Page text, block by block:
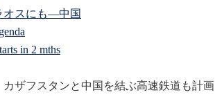
オスにも—中国
in 2 mths
ザフスタンと中国を結ぶ高速鉄道も計画